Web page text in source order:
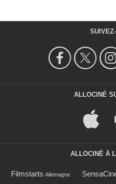
ALLOCINÉ
ALLOCINÉ À
Filmstarts Allemagne